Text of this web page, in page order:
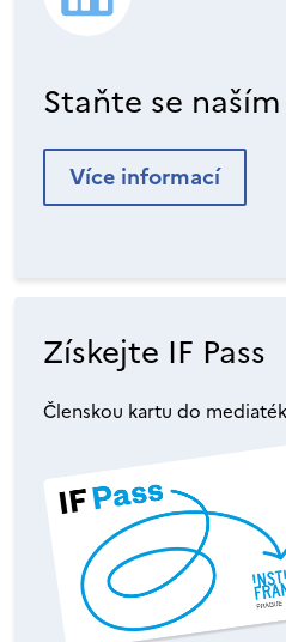
Staňte se
Více informací
Získejte IF Pass
Členskou kartu do